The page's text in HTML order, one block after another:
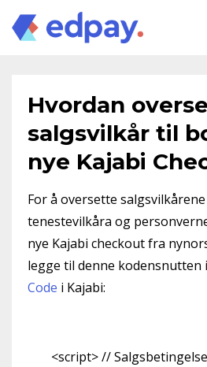
Hvordan
salgsvilkår til
nye Kajabi
For å oversette salgsvilkårene
tenestevilkåra og
nye Kajabi checkout fra
legge til denne kodensnutten i
Code i Kajabi:
<script> //